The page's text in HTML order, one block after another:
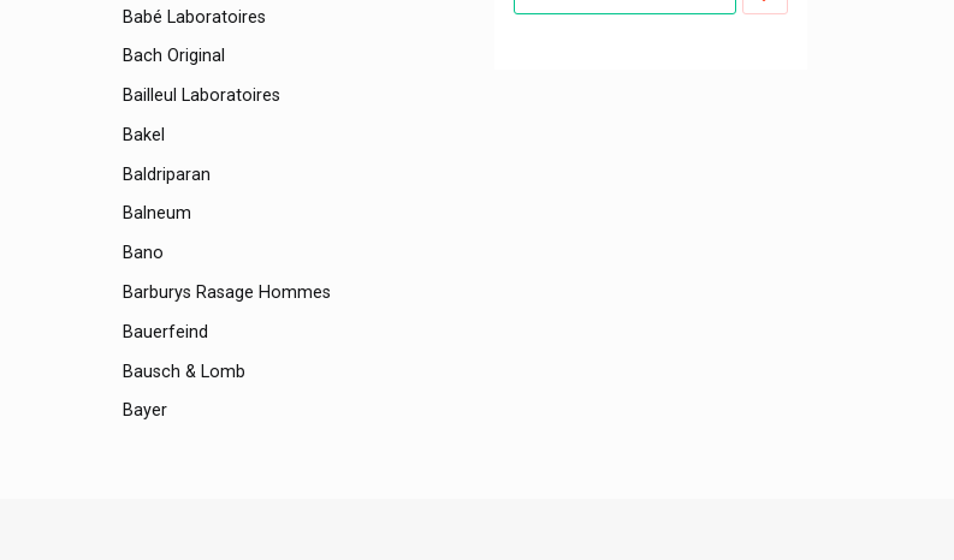
Babé Laboratoires
Bach Original
Bailleul Laboratoires
Bakel
Baldriparan
Balneum
Bano
Barburys Rasage Hommes
Bauerfeind
Bausch & Lomb
Bayer